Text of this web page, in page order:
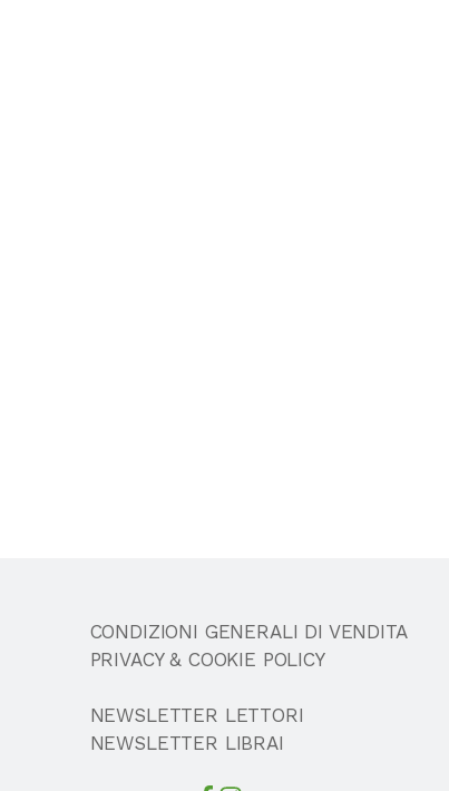
CONDIZIONI GENERALI DI VENDITA
PRIVACY & COOKIE POLICY
NEWSLETTER LETTORI
NEWSLETTER LIBRAI